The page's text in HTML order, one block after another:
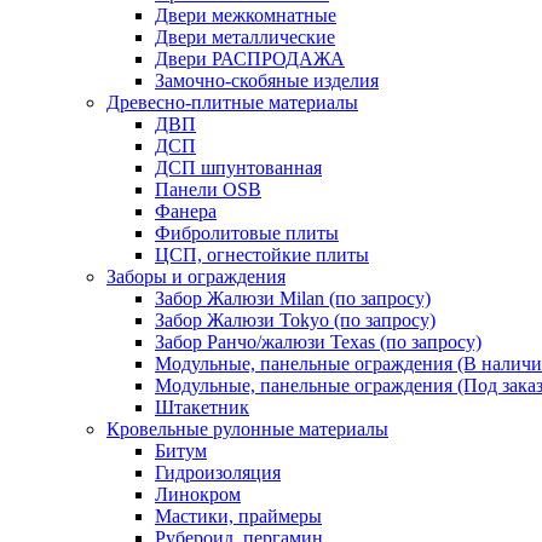
Двери межкомнатные
Двери металлические
Двери РАСПРОДАЖА
Замочно-скобяные изделия
Древесно-плитные материалы
ДВП
ДСП
ДСП шпунтованная
Панели OSB
Фанера
Фибролитовые плиты
ЦСП, огнестойкие плиты
Заборы и ограждения
Забор Жалюзи Milan (по запросу)
Забор Жалюзи Tokyo (по запросу)
Забор Ранчо/жалюзи Texas (по запросу)
Модульные, панельные ограждения (В
Модульные, панельные ограждения (Под
Штакетник
Кровельные рулонные материалы
Битум
Гидроизоляция
Линокром
Мастики, праймеры
Рубероид, пергамин